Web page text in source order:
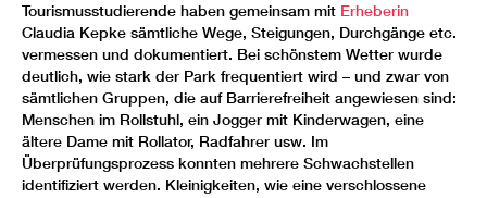
Tourismusstudierende haben gemeinsam mit Erheberin
Claudia Kepke sämtliche Wege, Steigungen, Durchgänge etc.
vermessen und dokumentiert. Bei schönstem Wetter wurde
deutlich, wie stark der Park frequentiert wird – und zwar von
sämtlichen Gruppen, die auf Barrierefreiheit angewiesen sind:
Menschen im Rollstuhl, ein Jogger mit Kinderwagen, eine
ältere Dame mit Rollator, Radfahrer usw. Im
Überprüfungsprozess konnten mehrere Schwachstellen
identifiziert werden. Kleinigkeiten, wie eine verschlossene